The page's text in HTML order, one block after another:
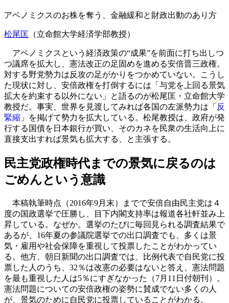
アベノミクスのお株を奪う、金融緩和と財政出動のあり方
松尾匡 （立命館大学経済学部教授）
アベノミクスという経済政策の“成果”を前面に打ち出しつ
つ議席を拡大し、憲法改正の足固めを進める安倍晋三政権。
対する野党勢力は反攻の足がかりをつかめていない。こうし
た現状に対し、安倍政権を打倒するには「与党を上回る景気
拡大を約束する以外にない」と語るのが松尾匡・立命館大学
教授だ。事実、世界を見渡してみれば各国の左派勢力は「 反
緊縮 」を掲げて勢力を拡大している。松尾教授は、政府が発
行する国債を日本銀行が買い、そのカネを民衆の生活向上に
直接支出すれば景気も拡大する、と主張する。
民主党政権時代までの景気に戻るのは
ごめんという意識
本稿執筆時点（2016年9月末）までで安倍自由民主党は４
度の国政選挙で圧勝し、目下内閣支持率は報道各社軒並み上
昇している。なぜか。選挙のたびに毎回見られる調査結果で
あるが、16年夏の参議院選挙での出口調査でも、多くは景
気・雇用や社会保障を重視して投票したことがわかってい
る。他方、朝日新聞の出口調査では、比例代表で自民党に投
票した人のうち、32％は改憲の必要はないと答え、憲法問題
を最も重視した人は5％にすぎなかった（7月11日付朝刊）。
憲法問題についての安倍政権の姿勢に賛成でない多くの人
が、景気のために自民党に投票していることがわかる。